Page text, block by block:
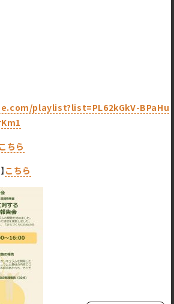
playlist?list=PL62kGkV-BPaHu
こちら
こちら